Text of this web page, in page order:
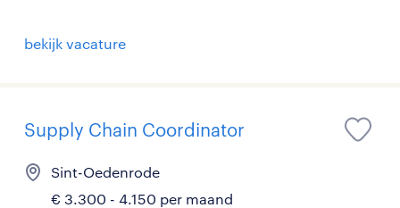
bekijk vacature
Supply Chain Coordinator
Sint-Oedenrode
€ 3.300 - 4.150 per maand